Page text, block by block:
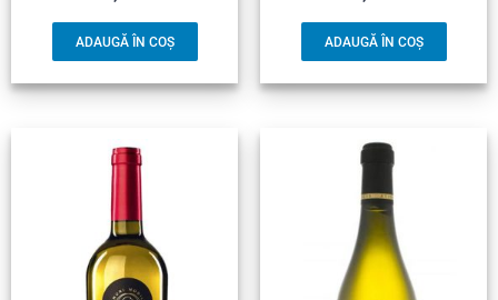
ADAUGĂ ÎN COȘ ADAUGĂ ÎN COȘ